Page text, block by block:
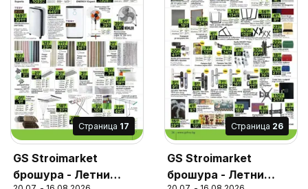
Cтраница 17
GS Stroimarket
брошура - Летни
Cтраница 26
GS Stroimarket
брошура - Летни